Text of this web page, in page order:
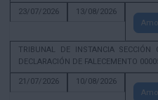
23/07/2026
13/08/2026
TRIBUNAL DE INSTANCIA
DECLARACIÓN DE FALECEMENTO
21/07/2026
10/08/2026